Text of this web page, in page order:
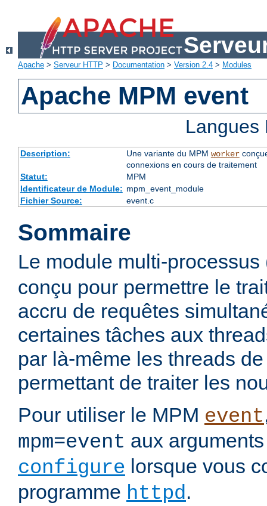
Apache > Serveur HTTP > Documentation > Version 2.4 > Modules
Apache MPM event
Description: Une variante du MPM worker
connexions en cours de traitement
Statut:
MPM
Identificateur de Module: mpm_event_module
Fichier Source:
event.c
Sommaire
Le module multi-
conçu pour permettre le
accru de requêtes
certaines tâches aux
par là-même les threads
permettant de traiter les
Pour utiliser le MPM event
mpm=event aux
configure lorsque vous
programme httpd.